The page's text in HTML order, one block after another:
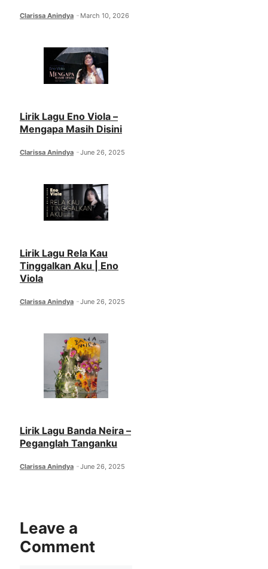
Clarissa Anindya March 10, 2026
Lirik Lagu Eno Viola –
Mengapa Masih Disini
Clarissa Anindya June 26, 2025
Lirik Lagu Rela Kau
Tinggalkan Aku | Eno
Viola
Clarissa Anindya June 26, 2025
Lirik Lagu Banda Neira –
Peganglah Tanganku
Clarissa Anindya June 26, 2025
Leave a
Comment